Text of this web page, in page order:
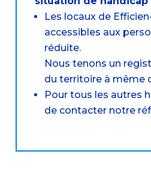
Les locaux de
accessibles aux
réduite.
Nous tenons un
du territoire à même
Pour tous les autres
de contacter notre